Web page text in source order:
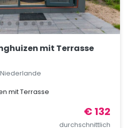
mit Terrasse
mit Terrasse
€ 132
durchschnittlich